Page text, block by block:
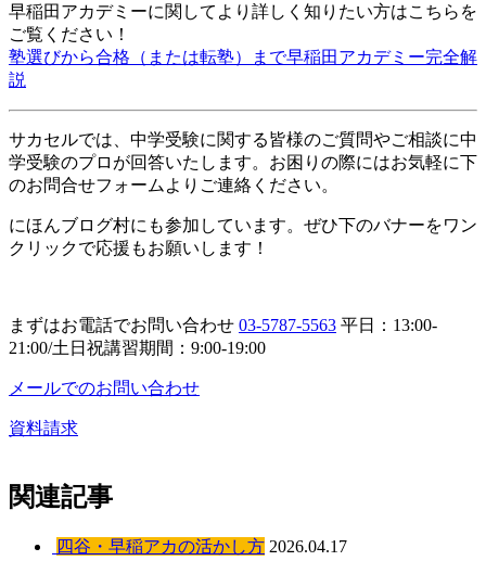
早稲田アカデミーに関してより詳しく知りたい方はこちらを
ご覧ください！
塾選びから合格（または転塾）まで早稲田アカデミー完全解
説
サカセルでは、中学受験に関する皆様のご質問やご相談に中
学受験のプロが回答いたします。お困りの際にはお気軽に下
のお問合せフォームよりご連絡ください。
にほんブログ村にも参加しています。ぜひ下のバナーをワン
クリックで応援もお願いします！
まずはお電話でお問い合わせ 03-5787-5563 平日：13:00-
21:00/土日祝講習期間：9:00-19:00
メールでのお問い合わせ
資料請求
関連記事
四谷・早稲アカの活かし方 2026.04.17